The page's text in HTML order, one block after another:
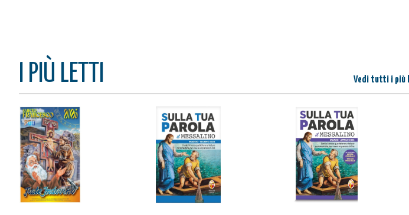
I PIÙ LETTI Vedi tutti i più